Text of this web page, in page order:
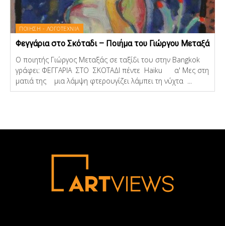
ΠΟΙΗΣΗ - ΛΟΓΟΤΕΧΝΙΑ
Φεγγάρια στο Σκόταδι – Ποιήμα του Γιώργου Μεταξά
Ο ποιητής Γιώργος Μεταξάς σε ταξίδι του στην Bangkok
γράφει: ΦΕΓΓΑΡΙΑ ΣΤΟ ΣΚΟΤΑΔΙ πέντε Haiku α' Μες στη
ματιά της μια λάμψη φτερουγίζει λάμπει τη νύχτα ...